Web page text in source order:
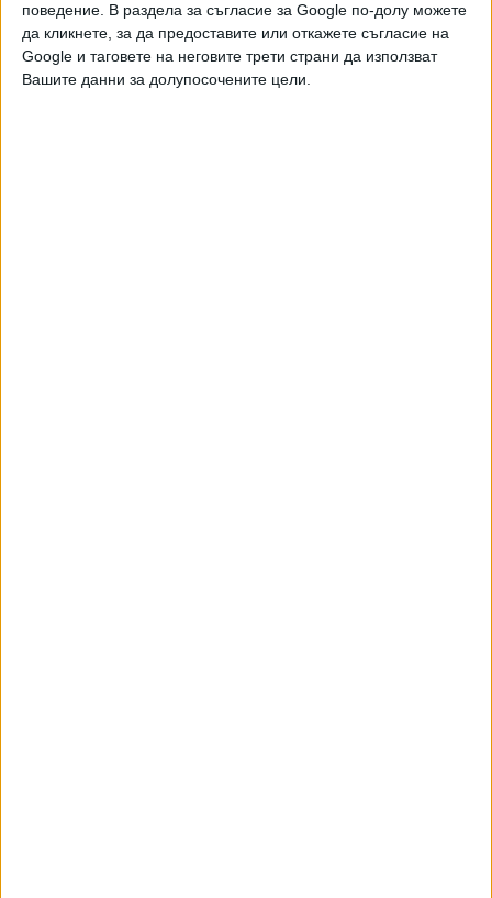
поведение. В раздела за съгласие за Google по-долу можете
да кликнете, за да предоставите или откажете съгласие на
Google и таговете на неговите трети страни да използват
Вашите данни за долупосочените цели.
развитието на уменията, тъй като добрите компании са и
отлични места за учене, бе сред ключовите послания на
срещата.